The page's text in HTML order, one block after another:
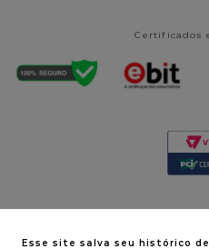
Certificados
Esse site salva seu histórico